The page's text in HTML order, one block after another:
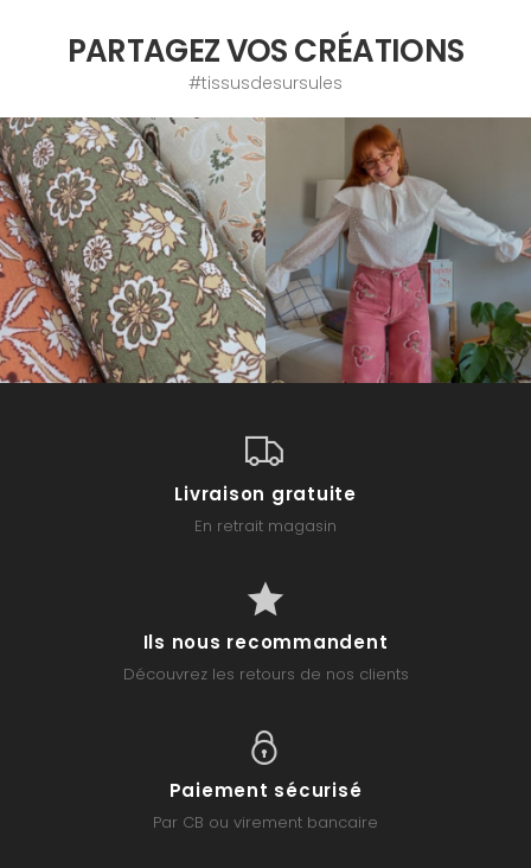
PARTAGEZ VOS CRÉATIONS
#tissusdesursules
Livraison gratuite
En retrait magasin
Ils nous recommandent
Découvrez les retours de nos clients
Paiement sécurisé
Par CB ou virement bancaire